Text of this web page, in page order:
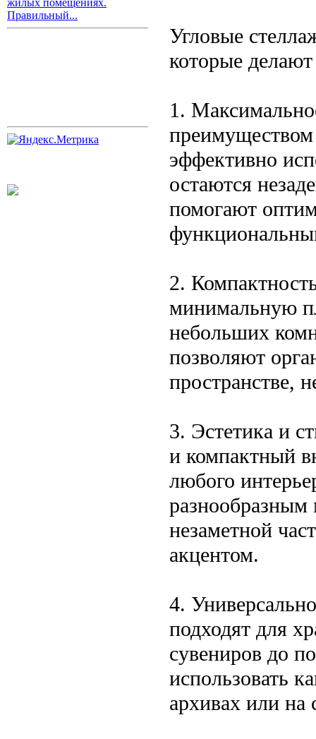
жилых помещениях.
Правильный...
Угловые
которые
1.
преимуществом
эффективно
остаются
помогают
2.
минимальную
небольших
позволяют
пространстве,
3. Эстетика и
и компактный
любого
разнообразным
незаметной
акцентом.
4.
подходят для
сувениров до
использовать
архивах или на